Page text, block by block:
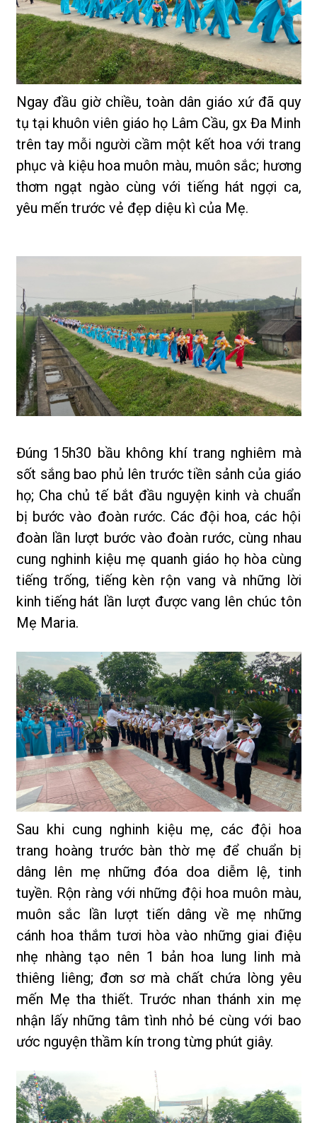
Ngay đầu giờ chiều, toàn dân giáo xứ đã quy
tụ tại khuôn viên giáo họ Lâm Cầu, gx Đa Minh
trên tay mỗi người cầm một kết hoa với trang
phục và kiệu hoa muôn màu, muôn sắc; hương
thơm ngạt ngào cùng với tiếng hát ngợi ca,
yêu mến trước vẻ đẹp diệu kì của Mẹ.
Đúng 15h30 bầu không khí trang nghiêm mà
sốt sắng bao phủ lên trước tiền sảnh của giáo
họ; Cha chủ tế bắt đầu nguyện kinh và chuẩn
bị bước vào đoàn rước. Các đội hoa, các hội
đoàn lần lượt bước vào đoàn rước, cùng nhau
cung nghinh kiệu mẹ quanh giáo họ hòa cùng
tiếng trống, tiếng kèn rộn vang và những lời
kinh tiếng hát lần lượt được vang lên chúc tôn
Mẹ Maria.
Sau khi cung nghinh kiệu mẹ, các đội hoa
trang hoàng trước bàn thờ mẹ để chuẩn bị
dâng lên mẹ những đóa doa diễm lệ, tinh
tuyền. Rộn ràng với những đội hoa muôn màu,
muôn sắc lần lượt tiến dâng về mẹ những
cánh hoa thắm tươi hòa vào những giai điệu
nhẹ nhàng tạo nên 1 bản hoa lung linh mà
thiêng liêng; đơn sơ mà chất chứa lòng yêu
mến Mẹ tha thiết. Trước nhan thánh xin mẹ
nhận lấy những tâm tình nhỏ bé cùng với bao
ước nguyện thầm kín trong từng phút giây.